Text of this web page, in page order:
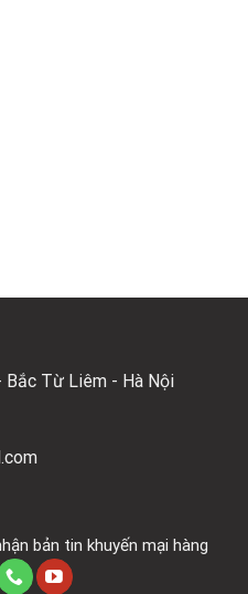
Bắc Từ Liêm - Hà Nội
bản tin khuyến mại hàng